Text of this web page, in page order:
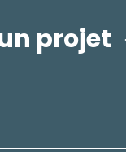
projet